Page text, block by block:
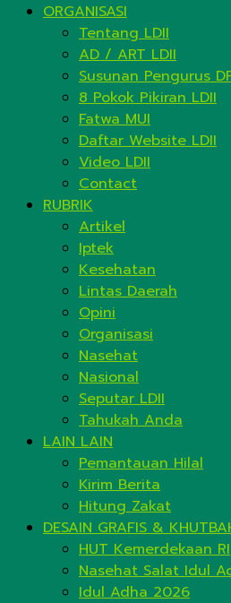
ORGANISASI
Tentang LDII
AD / ART LDII
Susunan Pengurus
8 Pokok Pikiran LDII
Fatwa MUI
Daftar Website LDII
Video LDII
Contact
RUBRIK
Artikel
Iptek
Kesehatan
Lintas Daerah
Opini
Organisasi
Nasehat
Nasional
Seputar LDII
Tahukah Anda
LAIN LAIN
Pemantauan Hilal
Kirim Berita
Hitung Zakat
DESAIN GRAFIS &
HUT Kemerdekaan RI
Nasehat Salat Idul
Idul Adha 2026